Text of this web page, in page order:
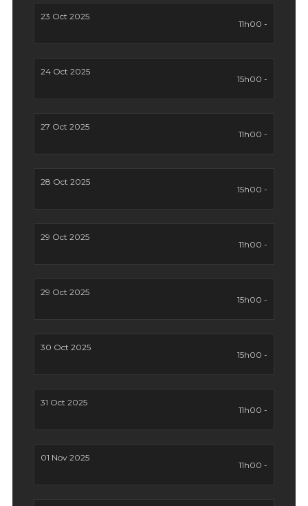
23 Oct 2025
11h00 -
24 Oct 2025
15h00 -
27 Oct 2025
11h00 -
28 Oct 2025
15h00 -
29 Oct 2025
11h00 -
29 Oct 2025
15h00 -
30 Oct 2025
15h00 -
31 Oct 2025
11h00 -
01 Nov 2025
11h00 -